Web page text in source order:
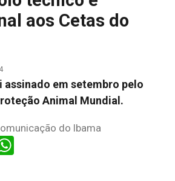
aos Cetas do
assinado em setembro pelo
Animal Mundial.
do Ibama